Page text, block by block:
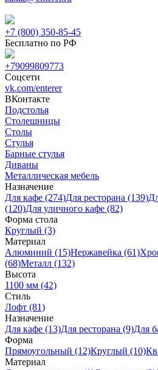
+7 (800) 350-85-45
Бесплатно по РФ
+79099809773
Соцсети
vk.com/enterer
ВКонтакте
Подстолья
Столешницы
Столы
Стулья
Барные стулья
Диваны
Металлическая мебель
Назначение
Для кафе (274)Для ресторана (139)
(120)Для уличного кафе (82)
Форма стола
Круглый (3)
Материал
Алюминий (15)Нержавейка (61)
(68)Металл (132)
Высота
1100 мм (42)
Стиль
Лофт (81)
Назначение
Для кафе (13)Для ресторана (9)Для
Форма
Прямоугольный (12)Круглый (10)
Материал